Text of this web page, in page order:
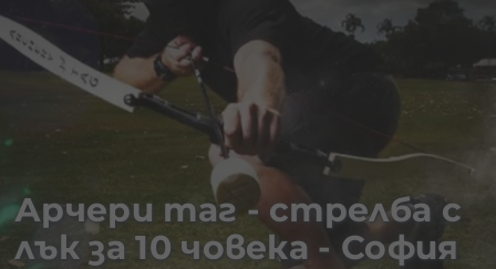
Арчери таг - стрелба с
лък за 10 човека - София